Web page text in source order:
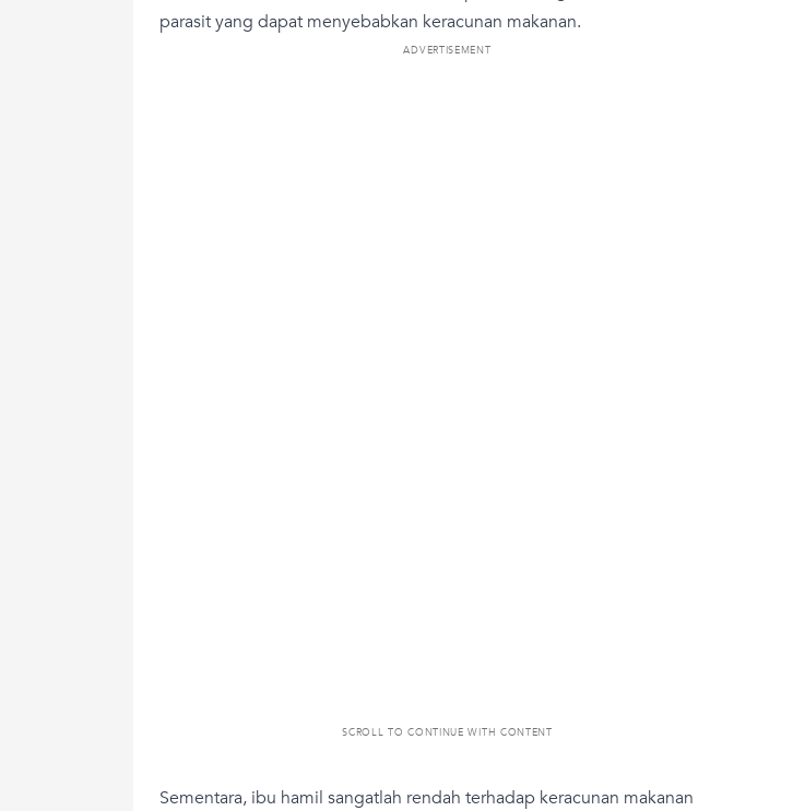
parasit yang dapat menyebabkan keracunan makanan.
ADVERTISEMENT
SCROLL TO CONTINUE WITH CONTENT
Sementara, ibu hamil sangatlah rendah terhadap keracunan makanan